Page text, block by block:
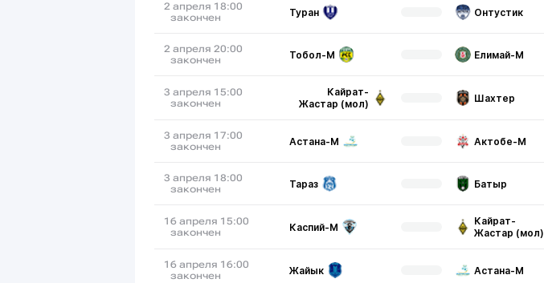
2 апреля 18:00
закончен
Туран Онтустик
2 апреля 20:00
закончен
Тобол-М Елимай-М
3 апреля 15:00
закончен
Кайрат-
Жастар (мол)
Шахтер
3 апреля 17:00
закончен
Астана-М Актобе-М
3 апреля 18:00
закончен
Тараз Батыр
16 апреля 15:00
закончен
Каспий-М
Кайрат-
Жастар (мол)
16 апреля 16:00
закончен
Жайык Астана-М